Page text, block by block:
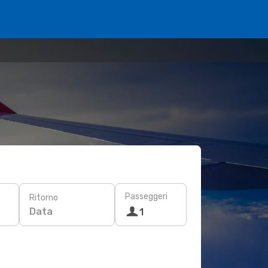
Ritorno
Data
Passeggeri
1